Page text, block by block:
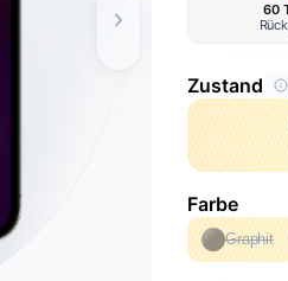
60
Zustand
Farbe
Graphit